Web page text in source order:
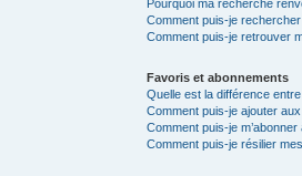
Pourquoi ma recherche
Comment puis-je
Comment puis-je retrouver
Favoris et abonnements
Quelle est la différence
Comment puis-je ajouter
Comment puis-je
Comment puis-je résilier